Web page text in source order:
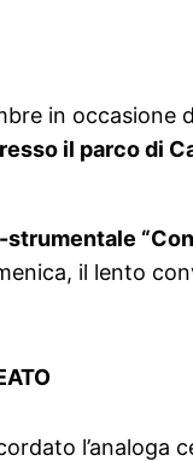
in occasione
il parco di
il lento
l’analoga